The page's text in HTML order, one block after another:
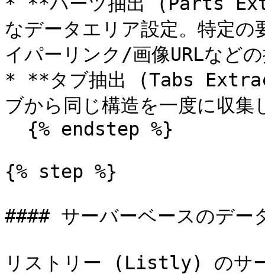
なデータエリア設定。特定
イパーリンク/画像URLなど
* **タブ抽出 (Tabs
ブから同じ構造を一度に収集
{% step %}
#### サーバーベースのデー
リストリー (Listly) のサー